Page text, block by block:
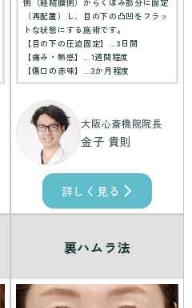
（再配置）し、目の下の凸凹をフラッ
トな状態にする施術です。
【目の下の圧迫固定】…3日間
【痛み・熱感】…1週間程度
【傷口の赤味】…3か月程度
大阪心斎橋院院長
金子 貴則
詳しく見る
裏ハムラ法